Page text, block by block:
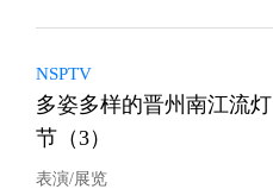
NSPTV
多姿多样的晋州南江流灯
节（3）
表演/展览